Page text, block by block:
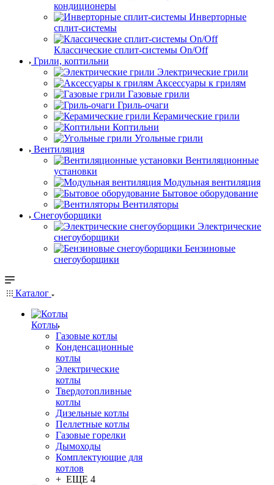
кондиционеры
Инверторные
сплит-системы
Классические сплит-системы On/Off
Грили, коптильни
Электрические грили
Аксессуары к грилям
Газовые грили
Гриль-очаги
Керамические грили
Коптильни
Угольные грили
Вентиляция
Вентиляционные
установки
Модульная вентиляция
Бытовое оборудование
Вентиляторы
Снегоуборщики
Электрические
снегоуборщики
Бензиновые
снегоуборщики
Каталог
Котлы
Газовые котлы
Конденсационные
котлы
Электрические
котлы
Твердотопливные
котлы
Дизельные котлы
Пеллетные котлы
Газовые горелки
Дымоходы
Комплектующие для
котлов
+ ЕЩЕ 4